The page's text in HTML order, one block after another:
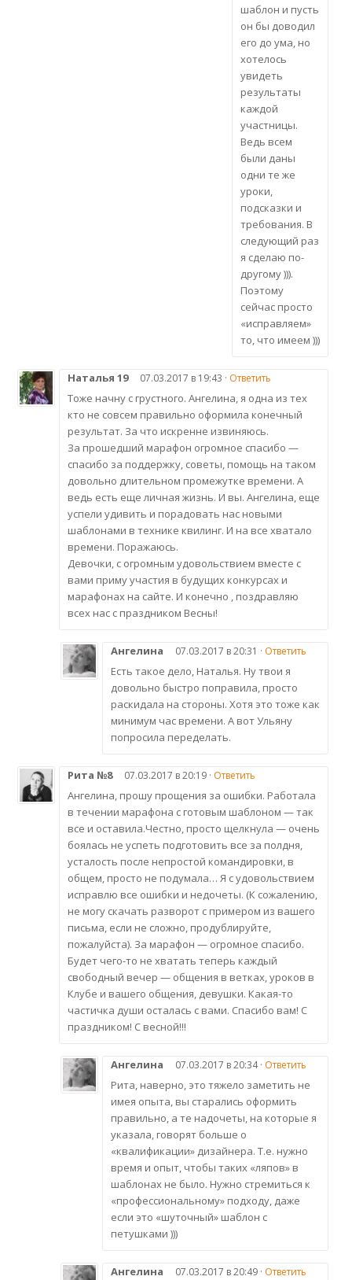
шаблон и пусть
он бы доводил
его до ума, но
хотелось
увидеть
результаты
каждой
участницы.
Ведь всем
были даны
одни те же
уроки,
подсказки и
требования. В
следующий раз
я сделаю по-
другому ))).
Поэтому
сейчас просто
«исправляем»
то, что имеем )))
Наталья 19 07.03.2017 в 19:43 · Ответить
Тоже начну с грустного. Ангелина, я одна из тех
кто не совсем правильно оформила конечный
результат. За что искренне извиняюсь.
За прошедший марафон огромное спасибо —
спасибо за поддержку, советы, помощь на таком
довольно длительном промежутке времени. А
ведь есть еще личная жизнь. И вы. Ангелина, еще
успели удивить и порадовать нас новыми
шаблонами в технике квилинг. И на все хватало
времени. Поражаюсь.
Девочки, с огромным удовольствием вместе с
вами приму участия в будущих конкурсах и
марафонах на сайте. И конечно , поздравляю
всех нас с праздником Весны!
Ангелина 07.03.2017 в 20:31 · Ответить
Есть такое дело, Наталья. Ну твои я
довольно быстро поправила, просто
раскидала на стороны. Хотя это тоже как
минимум час времени. А вот Ульяну
попросила переделать.
Рита №8 07.03.2017 в 20:19 · Ответить
Ангелина, прошу прощения за ошибки. Работала
в течении марафона с готовым шаблоном — так
все и оставила.Честно, просто щелкнула — очень
боялась не успеть подготовить все за полдня,
усталость после непростой командировки, в
общем, просто не подумала… Я с удовольствием
исправлю все ошибки и недочеты. (К сожалению,
не могу скачать разворот с примером из вашего
письма, если не сложно, продублируйте,
пожалуйста). За марафон — огромное спасибо.
Будет чего-то не хватать теперь каждый
свободный вечер — общения в ветках, уроков в
Клубе и вашего общения, девушки. Какая-то
частичка души осталась с вами. Спасибо вам! С
праздником! С весной!!!
Ангелина 07.03.2017 в 20:34 · Ответить
Рита, наверно, это тяжело заметить не
имея опыта, вы старались оформить
правильно, а те надочеты, на которые я
указала, говорят больше о
«квалификации» дизайнера. Т.е. нужно
время и опыт, чтобы таких «ляпов» в
шаблонах не было. Нужно стремиться к
«профессиональному» подходу, даже
если это «шуточный» шаблон с
петушками )))
Ангелина 07.03.2017 в 20:49 · Ответить